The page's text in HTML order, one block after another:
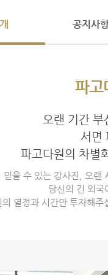
예약하기
공지사
파고
오랜 기간
서면
파고다원의 차별
믿을 수 있는 강사진, 오랜
당신의 긴 외국
의 열정과 시간만 투자해주